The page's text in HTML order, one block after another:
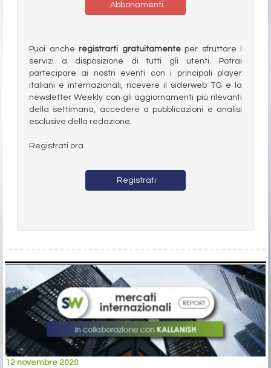
Abbonamenti
Puoi anche registrarti gratuitamenteper sfruttare i
servizi a disposizione di tutti gli utenti. Potrai
partecipare ai nostri eventi con i principali player
italiani e internazionali, ricevere il siderweb TG e la
newsletter Weekly con gli aggiornamenti più rilevanti
della settimana, accedere a pubblicazioni e analisi
esclusive della redazione.
Registrati ora.
Registrati
12 novembre 2020